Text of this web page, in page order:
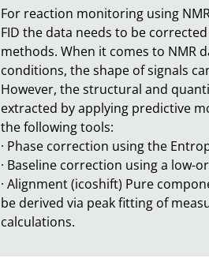
For reaction monitoring using
FID the data needs to be
methods. When it comes to NMR
conditions, the shape of signals
However, the structural and
extracted by applying predictive
the following tools:
· Phase correction using the
· Baseline correction using a low-
· Alignment (icoshift) Pure
be derived via peak fitting of
calculations.